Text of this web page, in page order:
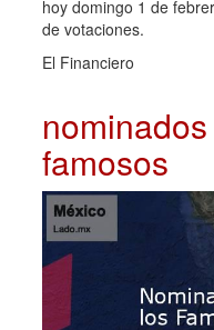
hoy domingo 1 de
de votaciones.
El Financiero
famosos